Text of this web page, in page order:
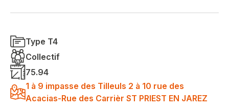
Type T4
Collectif
75.94
1 à 9 impasse des Tilleuls 2 à 10 rue des
Acacias-Rue des Carrièr ST PRIEST EN JAREZ